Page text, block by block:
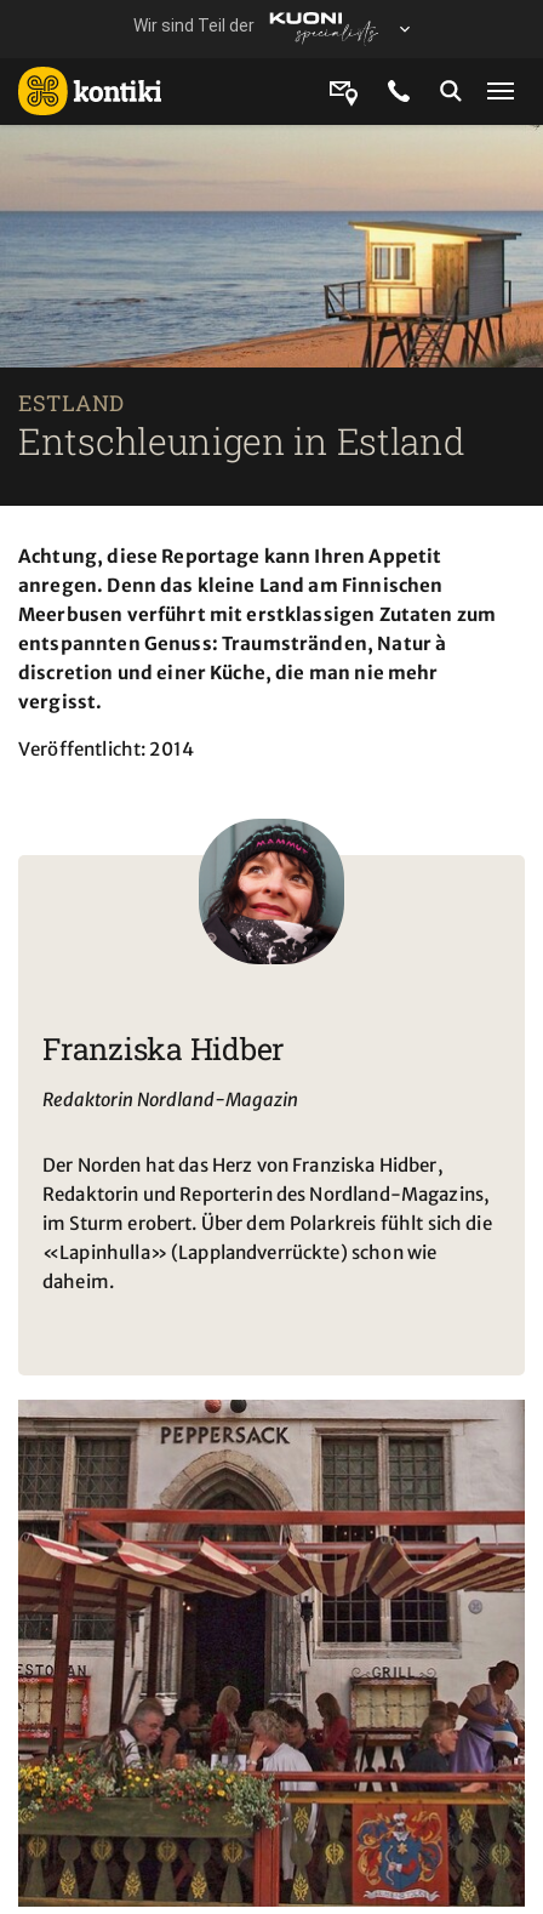
ESTLAND
Entschleunigen in Estland
Achtung, diese Reportage kann Ihren Appetit
anregen. Denn das kleine Land am Finnischen
Meerbusen verführt mit erstklassigen Zutaten zum
entspannten Genuss: Traumstränden, Natur à
discretion und einer Küche, die man nie mehr
vergisst.
Veröffentlicht: 2014
Franziska Hidber
Redaktorin Nordland-Magazin
Der Norden hat das Herz von Franziska Hidber,
Redaktorin und Reporterin des Nordland-Magazins,
im Sturm erobert. Über dem Polarkreis fühlt sich die
«Lapinhulla» (Lapplandverrückte) schon wie
daheim.